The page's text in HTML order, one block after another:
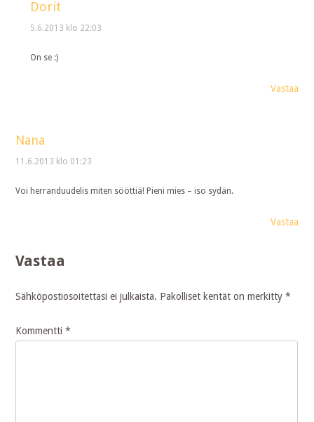
Dorit
5.6.2013 klo 22:03
On se :)
Vastaa
Nana
11.6.2013 klo 01:23
Voi herranduudelis miten sööttiä! Pieni mies – iso sydän.
Vastaa
Vastaa
Sähköpostiosoitettasi ei julkaista. Pakolliset kentät on merkitty*
Kommentti*